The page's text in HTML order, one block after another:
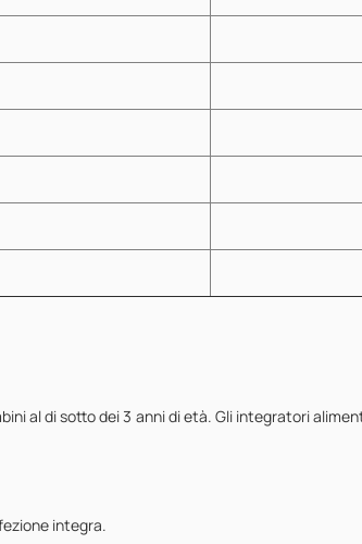
al di sotto dei 3 anni di età. Gli integratori
integra.